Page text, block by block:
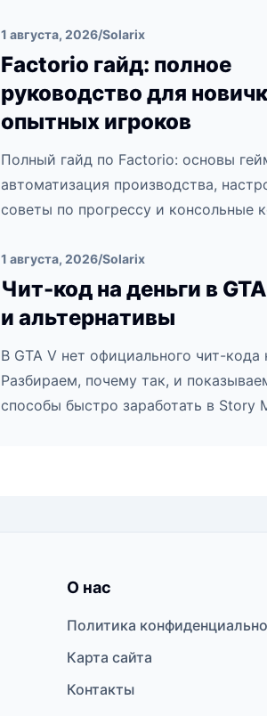
1 августа, 2026/Solarix
Factorio гайд: полное
руководство для
опытных игроков
Полный гайд по Factorio: основы
автоматизация производства,
советы по прогрессу и консольные
1 августа, 2026/Solarix
Чит-код на деньги в
и альтернативы
В GTA V нет официального чит-кода
Разбираем, почему так, и
способы быстро заработать в Story
О нас
Политика
Карта сайта
Контакты